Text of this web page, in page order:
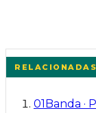
RELACIONADAS
01 Banda ·